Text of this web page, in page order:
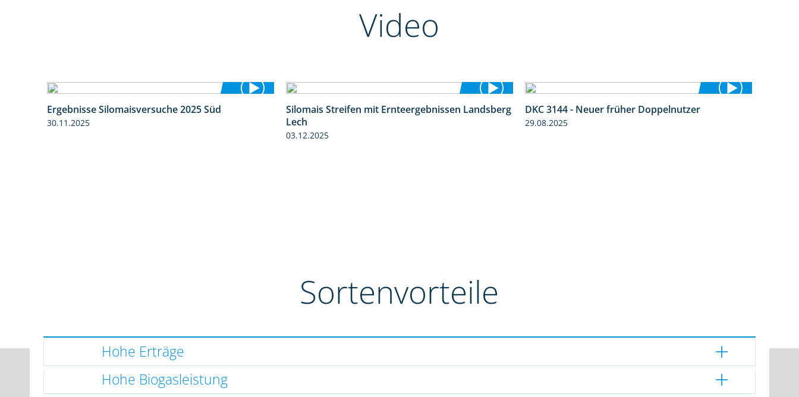
Video
Ergebnisse Silomaisversuche 2025 Süd
30.11.2025
11:01
Silomais Streifen mit Ernteergebnissen Landsberg
Lech
03.12.2025
DKC 3144 - Neuer früher Doppelnutzer
29.08.2025
Sortenvorteile
Hohe Erträge
Hohe Biogasleistung